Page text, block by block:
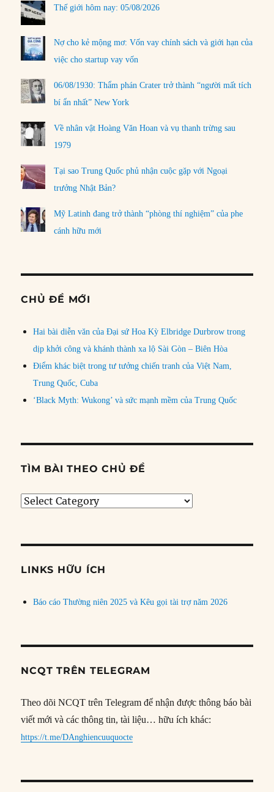
Thế giới hôm nay: 05/08/2026
Nợ cho kẻ mộng mơ: Vốn vay chính sách và giới hạn của
việc cho startup vay vốn
06/08/1930: Thẩm phán Crater trở thành “người mất tích
bí ẩn nhất” New York
Về nhân vật Hoàng Văn Hoan và vụ thanh trừng sau
1979
Tại sao Trung Quốc phủ nhận cuộc gặp với Ngoại
trưởng Nhật Bản?
Mỹ Latinh đang trở thành “phòng thí nghiệm” của phe
cánh hữu mới
CHỦ ĐỀ MỚI
Hai bài diễn văn của Đại sứ Hoa Kỳ Elbridge Durbrow trong
dịp khởi công và khánh thành xa lộ Sài Gòn – Biên Hòa
Điểm khác biệt trong tư tưởng chiến tranh của Việt Nam,
Trung Quốc, Cuba
‘Black Myth: Wukong’ và sức mạnh mềm của Trung Quốc
TÌM BÀI THEO CHỦ ĐỀ
Tìm
đề
LINKS HỮU ÍCH
Báo cáo Thường niên 2025 và Kêu gọi tài trợ năm 2026
NCQT TRÊN TELEGRAM
Theo dõi NCQT trên Telegram để nhận được thông báo bài
viết mới và các thông tin, tài liệu… hữu ích khác:
https://t.me/DAnghiencuuquocte